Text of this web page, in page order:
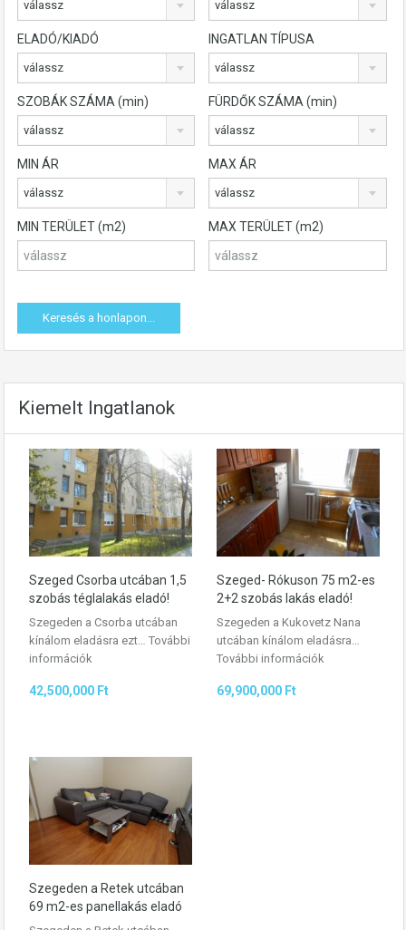
válassz válassz
ELADÓ/KIADÓ
válassz
INGATLAN TÍPUSA
válassz
SZOBÁK SZÁMA (min)
válassz
FÜRDŐK SZÁMA (min)
válassz
MIN ÁR
válassz
MAX ÁR
válassz
MIN TERÜLET (m2) MAX TERÜLET (m2)
Kiemelt Ingatlanok
Szeged Csorba utcában 1,5
szobás téglalakás eladó!
Szegeden a Csorba utcában
kínálom eladásra ezt… További
információk
42,500,000 Ft
Szeged- Rókuson 75 m2-es
2+2 szobás lakás eladó!
Szegeden a Kukovetz Nana
utcában kínálom eladásra…
További információk
69,900,000 Ft
Szegeden a Retek utcában
69 m2-es panellakás eladó